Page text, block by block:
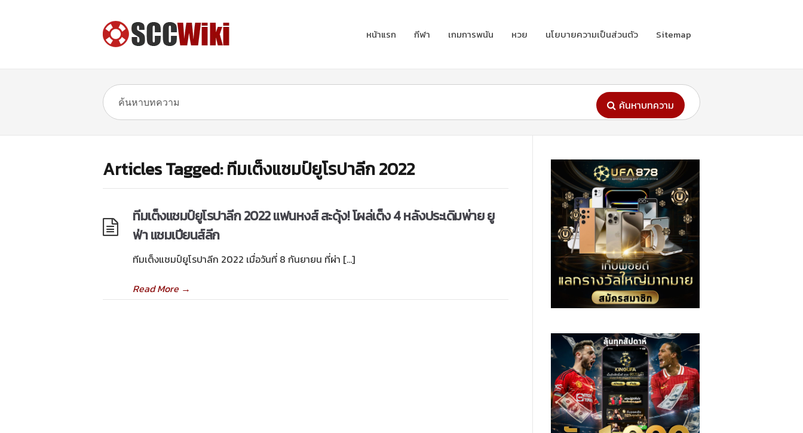
หน้าแรก กีฬา เกมการพนัน หวย นโยบายความเป็นส่วนตัว Sitemap
ค้นหาบทความ
Articles Tagged: ทีมเต็งแชมป์ยูโรปาลีก 2022
ทีมเต็งแชมป์ยูโรปาลีก 2022 แฟนหงส์ สะดุ้ง! โผล่เต็ง 4 หลังประเดิมพ่าย ยู
ฟ่า แชมเปียนส์ลีก
ทีมเต็งแชมป์ยูโรปาลีก 2022 เมื่อวันที่ 8 กันยายน ที่ผ่า […]
Read More→